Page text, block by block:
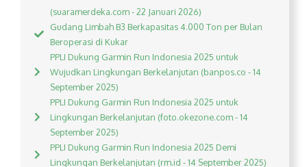
(suaramerdeka.com - 22 Januari 2026)
Gudang Limbah B3 Berkapasitas 4.000 Ton per Bulan
Beroperasi di Kukar
PPLI Dukung Garmin Run Indonesia 2025 untuk
Wujudkan Lingkungan Berkelanjutan (banpos.co - 14
September 2025)
PPLI Dukung Garmin Run Indonesia 2025 untuk
Lingkungan Berkelanjutan (foto.okezone.com - 14
September 2025)
PPLI Dukung Garmin Run Indonesia 2025 Demi
Lingkungan Berkelanjutan (rm.id - 14 September 2025)